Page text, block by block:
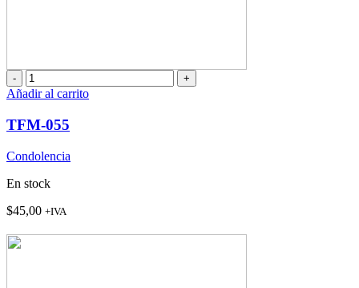
TFM-
055
Añadir al carrito
TFM-055
Condolencia
En stock
$45,00 +IVA